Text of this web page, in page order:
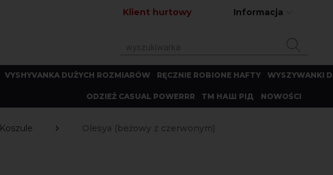
Klient hurtowy Informacja
VYSHYVANKA DUŻYCH ROZMIARÓW RĘCZNIE ROBIONE HAFTY WYSZYWANKI
ODZIEŻ CASUAL POWERRR ТМ НАШ РІД NOWOŚCI
Koszule Olesya (beżowy z czerwonym)